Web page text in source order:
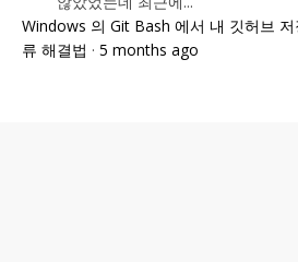
Windows 의 Git Bash 에서 내 깃허브
류 해결법 · 5 months ago